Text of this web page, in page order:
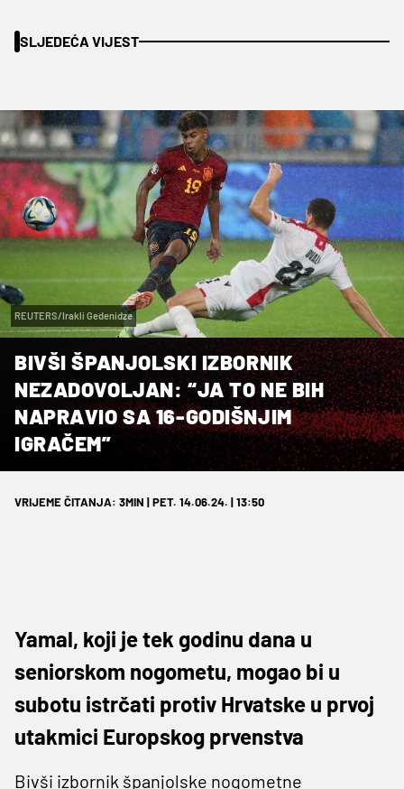
SLJEDEĆA VIJEST
REUTERS/Irakli Gedenidze
BIVŠI ŠPANJOLSKI IZBORNIK
NEZADOVOLJAN: “JA TO NE BIH
NAPRAVIO SA 16-GODIŠNJIM
IGRAČEM”
VRIJEME ČITANJA: 3MIN | PET. 14.06.24. | 13:50
Yamal, koji je tek godinu dana u
seniorskom nogometu, mogao bi u
subotu istrčati protiv Hrvatske u prvoj
utakmici Europskog prvenstva
Bivši izbornik španjolske nogometne